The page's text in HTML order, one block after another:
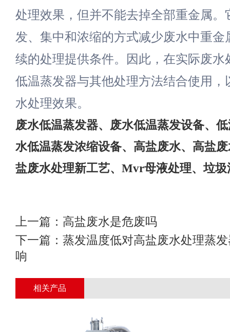
处理效果，但并不能去掉全部重金属。
发、集中和浓缩的方式减少废水中重金
续的处理提供条件。因此，在实际废水
低温蒸发器与其他处理方法结合使用，
水处理效果。
废水低温蒸发器、 废水低温蒸发设备、
水低温蒸发浓缩设备、 高盐废水、 高盐
盐废水处理新工艺、 Mvr母液处理、垃圾
上一篇： 高盐废水是危废吗
下一篇： 蒸发温度低对高盐废水处理蒸
响
相关产品